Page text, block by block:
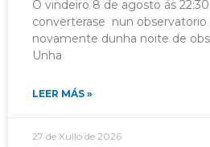
O vindeiro 8 de agosto ás
converterase nun observatorio
novamente dunha noite de
Unha
LEER MÁS »
27 de Xullo de 2026